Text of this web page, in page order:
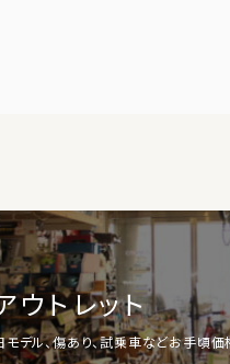
ウトレット
モデル、傷あり、試乗車などお手頃